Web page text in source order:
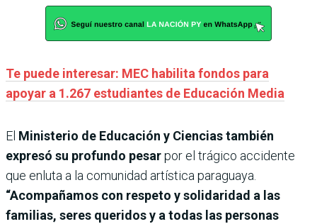
Te puede interesar: MEC habilita fondos para
apoyar a 1.267 estudiantes de Educación Media
El Ministerio de Educación y Ciencias también
expresó su profundo pesarpor el trágico accidente
que enluta a la comunidad artística paraguaya.
“Acompañamos con respeto y solidaridad a las
familias, seres queridos y a todas las personas